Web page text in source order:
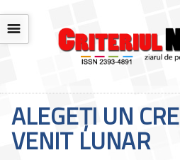
☰
ALEGEȚI UN
VENIT LUNAR